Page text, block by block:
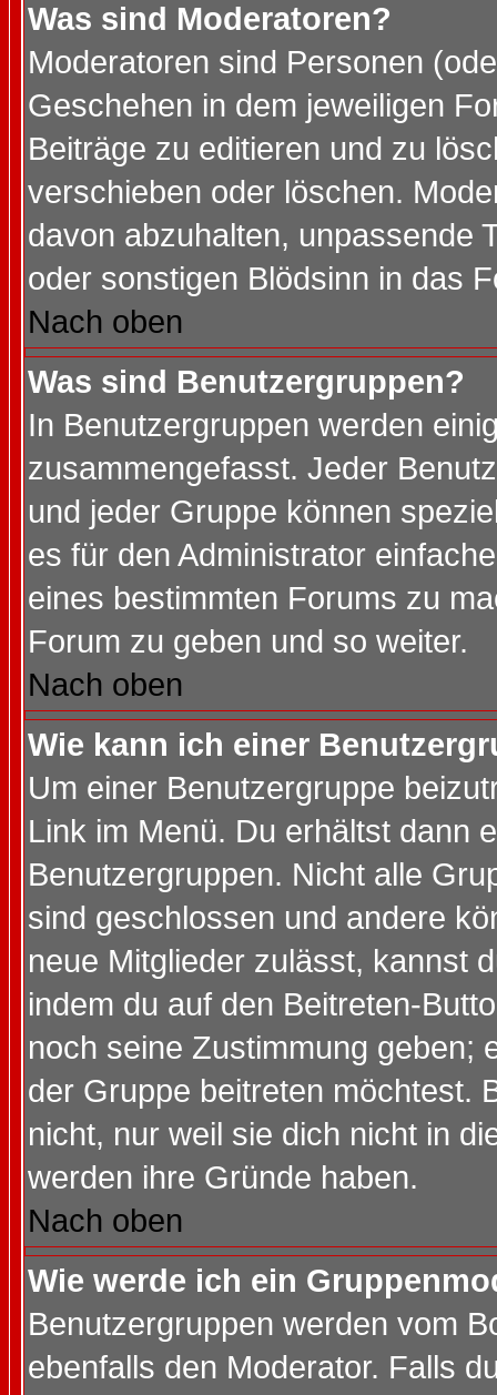
Was sind Moderatoren?
Moderatoren sind Personen
Geschehen in dem jeweiligen
Beiträge zu editieren und zu
verschieben oder löschen.
davon abzuhalten, unpassende
oder sonstigen Blödsinn in das
Nach oben
Was sind Benutzergruppen?
In Benutzergruppen werden
zusammengefasst. Jeder
und jeder Gruppe können
es für den Administrator
eines bestimmten Forums zu
Forum zu geben und so weiter.
Nach oben
Wie kann ich einer
Um einer Benutzergruppe
Link im Menü. Du erhältst dann
Benutzergruppen. Nicht alle
sind geschlossen und andere
neue Mitglieder zulässt, kannst
indem du auf den Beitreten-
noch seine Zustimmung geben;
der Gruppe beitreten möchtest.
nicht, nur weil sie dich nicht in
werden ihre Gründe haben.
Nach oben
Wie werde ich ein
Benutzergruppen werden vom
ebenfalls den Moderator. Falls